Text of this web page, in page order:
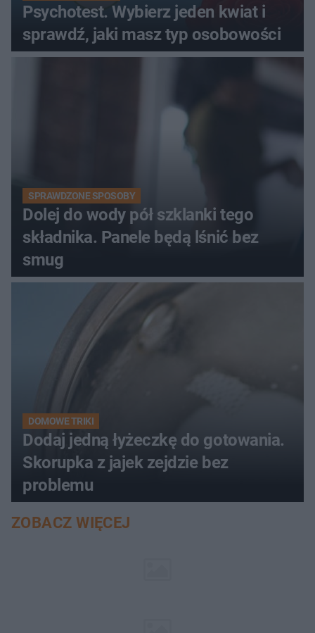
Psychotest. Wybierz jeden kwiat i
sprawdź, jaki masz typ osobowości
SPRAWDZONE SPOSOBY
Dolej do wody pół szklanki tego
składnika. Panele będą lśnić bez
smug
DOMOWE TRIKI
Dodaj jedną łyżeczkę do gotowania.
Skorupka z jajek zejdzie bez
problemu
ZOBACZ WIĘCEJ